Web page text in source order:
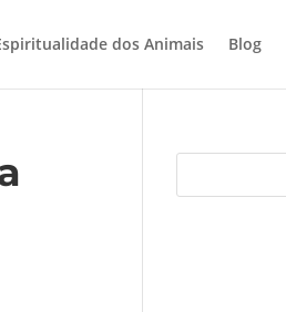
dos Animais Blog